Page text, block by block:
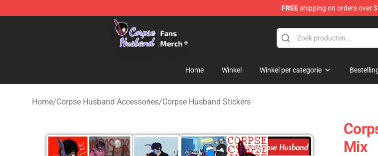
FREEshipping on orders over
Corpse Husband Store - Official Corpse Husband Merchandise Shop
Home Winkel Winkel per categorie
Home/Corpse Husband Accessories/Corpse Husband Stickers
Mix